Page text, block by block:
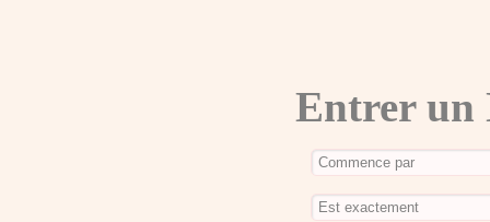
Entrer un